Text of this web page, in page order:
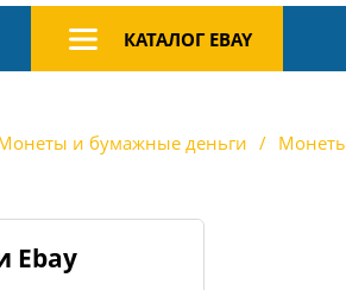
КАТАЛОГ EBAY
и бумажные деньги
Ebay